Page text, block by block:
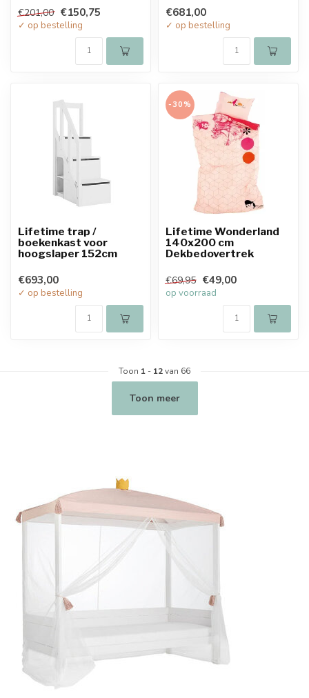
€201,00 €150,75
✓ op bestelling
€681,00
✓ op bestelling
Lifetime trap /
boekenkast voor
hoogslaper 152cm
€693,00
✓ op bestelling
-30%
Lifetime Wonderland
140x200 cm
Dekbedovertrek
€69,95 €49,00
op voorraad
Toon 1 - 12van 66
Toon meer